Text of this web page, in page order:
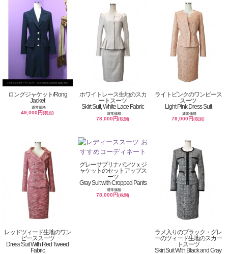
ロングジャケット/Rong
Jacket
通常価格
49,000円(税別)
ホワイトレース生地のスカ
ートスーツ
Skirt Suit, White Lace Fabric
通常価格
78,000円(税別)
ライトピンクのワンピース
スーツ
Light Pink Dress Suit
通常価格
78,000円(税別)
レッドツィード生地のワン
ピーススーツ
Dress Suit With Red Tweed
Fabric
グレーサブリナパンツｘジ
ャケットのセットアップス
ーツ
Gray Suit with Cropped Pants
通常価格
78,000円(税別)
ラメ入りのブラック・グレ
ーのツィード生地のスカー
トスーツ
Skirt Suit With Black and Gray